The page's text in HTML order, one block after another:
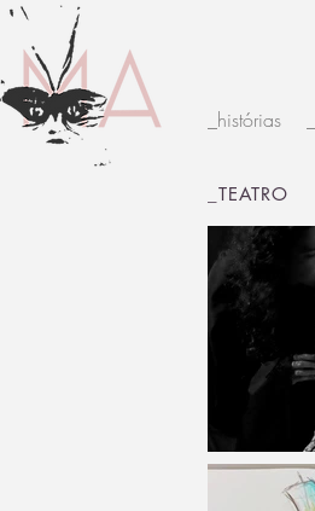
_histórias
_TEATRO